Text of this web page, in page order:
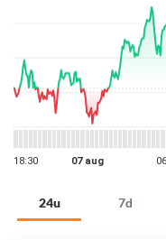
24u 7d